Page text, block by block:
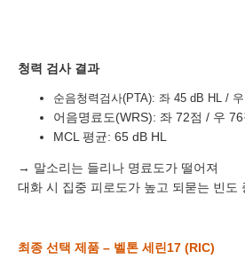
청력 검사 결과
순음청력검사(PTA): 좌 45 dB HL /
어음명료도(WRS): 좌 72점 / 우 76
MCL 평균: 65 dB HL
→ 말소리는 들리나 명료도가 떨어져
대화 시 집중 피로도가 높고 되묻는 빈도
최종 선택 제품 – 벨톤 세린17 (RIC)
센터
예약날짜
분야